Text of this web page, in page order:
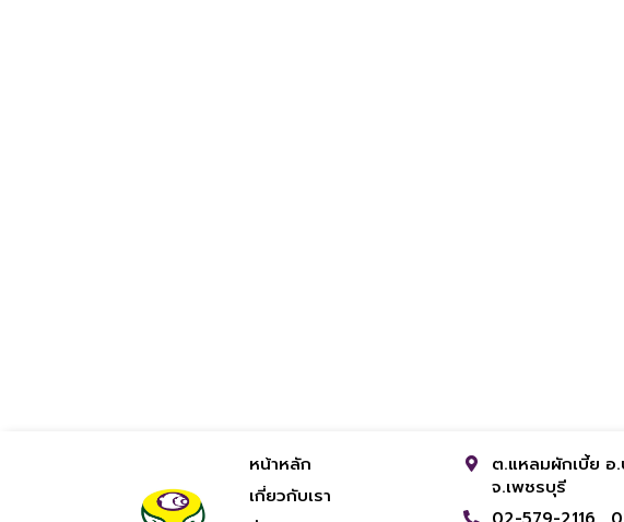
หน้าหลัก
เกี่ยวกับเรา
ต.แหลมผักเบี้ย อ
จ.เพชรบุรี